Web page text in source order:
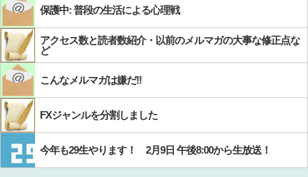
保護中: 普段の生活による心理戦
アクセス数と読者数紹介・以前のメルマガの大事な修正点な
ど
こんなメルマガは嫌だ!!
FXジャンルを分割しました
今年も29生やります！ 2月9日 午後8:00から生放送！